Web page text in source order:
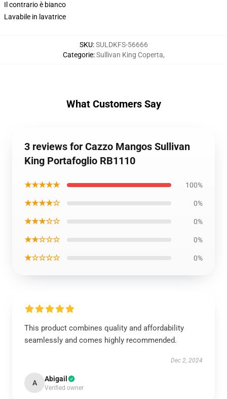
Il contrario è bianco
Lavabile in lavatrice
SKU:SULDKFS-56666
Categorie:Sullivan King Coperta,
What Customers Say
3 reviews for Cazzo Mangos Sullivan
King Portafoglio RB1110
★★★★★ 100%
★★★★☆ 0%
★★★☆☆ 0%
★★☆☆☆ 0%
★☆☆☆☆ 0%
This product combines quality and affordability
seamlessly and comes highly recommended.
Dec 2, 2024
A Abigail
Verified owner